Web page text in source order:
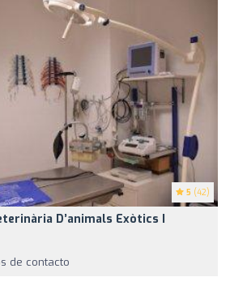
5 (42)
D’animals Exòtics I
de contacto